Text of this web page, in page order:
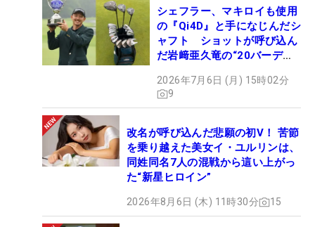
シェフラー、マキロイも使用
の『Qi4D』と手になじんだシ
ャフト ショットが呼び込ん
だ岩﨑亜久竜の“20バーデ
2026年7月6日 (月) 15時02分
9
改名が呼び込んだ悲願の初V！ 苦節
を乗り越えた美女イ・ユルリンは、
同姓同名7人の混戦から這い上がっ
た“新星ヒロイン”
2026年8月6日 (木) 11時30分 15